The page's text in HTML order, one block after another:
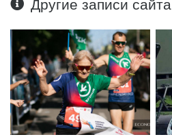
Другие записи сайта